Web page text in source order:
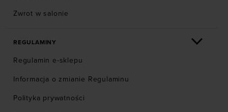
Zwrot w salonie
REGULAMINY
Regulamin e-sklepu
Informacja o zmianie Regulaminu
Polityka prywatności